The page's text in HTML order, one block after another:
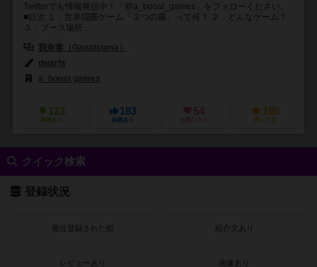
Twitterでも情報発信中！「@a_boost_games」をフォローください。
■目次 １．世界隠匿ゲーム「２つの霧」って何？ ２．どんなゲーム？
３．ブース場所...
我奈妻（Ganatsuma）
dwarfs
a_boost games
123
興味あり
183
経験あり
54
お気に入り
185
持ってる
クイック検索
登録状況
最近登録された順 紹介文あり
レビューあり 画像あり